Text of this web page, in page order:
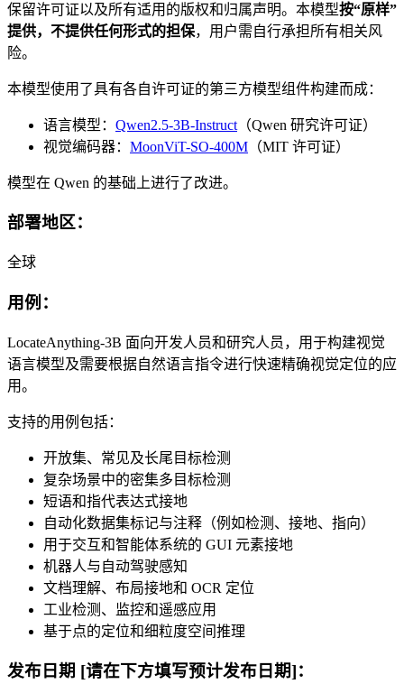
保留许可证以及所有适用的版权和归属声明。本模型按“原样”
提供，不提供任何形式的担保，用户需自行承担所有相关风
险。
本模型使用了具有各自许可证的第三方模型组件构建而成：
语言模型： Qwen2.5-3B-Instruct （Qwen 研究许可证）
视觉编码器： MoonViT-SO-400M （MIT 许可证）
模型在 Qwen 的基础上进行了改进。
部署地区：
全球
用例：
LocateAnything-3B 面向开发人员和研究人员，用于构建视觉
语言模型及需要根据自然语言指令进行快速精确视觉定位的应
用。
支持的用例包括：
开放集、常见及长尾目标检测
复杂场景中的密集多目标检测
短语和指代表达式接地
自动化数据集标记与注释（例如检测、接地、指向）
用于交互和智能体系统的 GUI 元素接地
机器人与自动驾驶感知
文档理解、布局接地和 OCR 定位
工业检测、监控和遥感应用
基于点的定位和细粒度空间推理
发布日期 [请在下方填写预计发布日期]：